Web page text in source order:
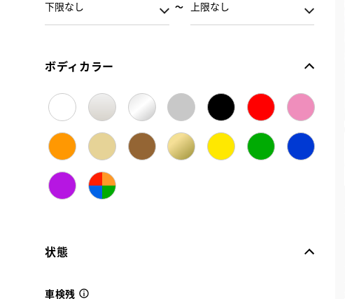
ボディカラー
状態
車検残